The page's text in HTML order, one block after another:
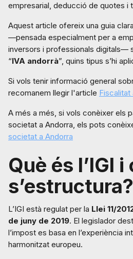
empresarial, deducció de quotes i
Aquest article ofereix una guia
—pensada especialment per a
inversors i professionals digitals—
“IVA andorrà”, quins tipus s’hi
Si vols tenir informació general
recomanem llegir l'article Fiscalitat
A més a més, si vols conèixer els
societat a Andorra, els pots
societat a Andorra
Què és l’IGI i
s’estructura?
L’IGI està regulat per la Llei 11/
de juny de 2019. El legislador
l’impost es basa en l’experiència
harmonitzat europeu.